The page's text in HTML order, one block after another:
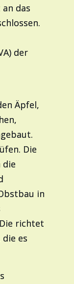
das
der
Äpfel,
Die
die
in
richtet
es